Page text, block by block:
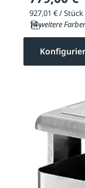
927,01 € /
14 weitere